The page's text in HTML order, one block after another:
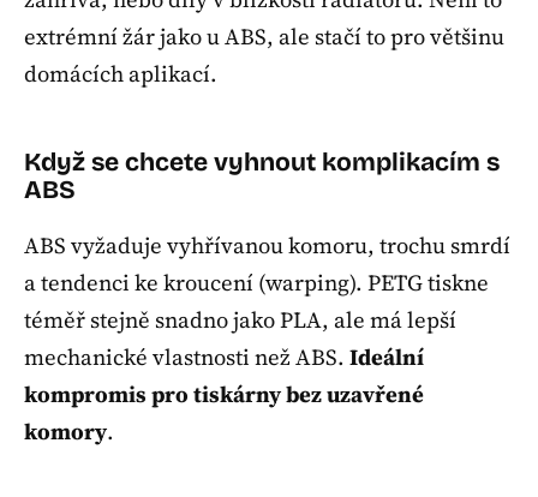
extrémní žár jako u ABS, ale stačí to pro většinu
domácích aplikací.
Když se chcete vyhnout komplikacím s
ABS
ABS vyžaduje vyhřívanou komoru, trochu smrdí
a tendenci ke kroucení (warping). PETG tiskne
téměř stejně snadno jako PLA, ale má lepší
mechanické vlastnosti než ABS. Ideální
kompromis pro tiskárny bez uzavřené
komory.